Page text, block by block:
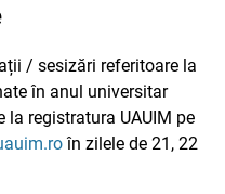
/ sesizări referitoare la
în anul universitar
la registratura UAUIM pe
în zilele de 21, 22